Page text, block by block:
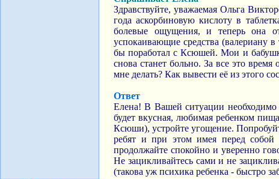
Здравствуйте, уважаемая Ольга
года аскорбиновую кислоту в
болевые ощущения, и теперь она
успокаивающие средства (валериану
бы поработал с Ксюшей. Мои и
снова станет больно. За все это
мне делать? Как вывести её из этого
Ответ
Елена! В Вашей ситуации необходимо
будет вкусная, любимая ребенком
Ксюши), устройте угощение.
ребят и при этом имея перед собой
продолжайте спокойно и уверенно
Не зацикливайтесь сами и не
(такова уж психика ребенка - быстро